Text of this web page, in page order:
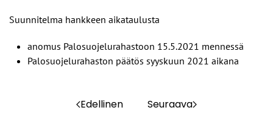
Suunnitelma hankkeen aikataulusta
anomus Palosuojelurahastoon 15.5.2021 mennessä
Palosuojelurahaston päätös syyskuun 2021 aikana
Edellinen Seuraava